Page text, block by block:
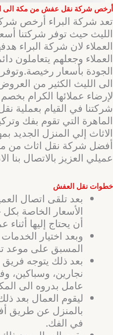
أرخص شركة نقل عفش من مكة الى
تعد شركة البراء أرخص
الليث حيث توفر شركتنا
العملاء لان شركة البراء
العملاء وجعلهم يتعاملون
الجودة بأسعار
الى الليث الكثير من
شركتنا في القيام بعملية
الماهرة التي تقوم بفك
الاثاث إلي المنزل الجديد
أفضل شركة نقل اثاث من
عميلي العزيز بالاتصال بنا
خطوات نقل العفش
بعد تلقى اتصال
الأسعار الخاصة
أن يحتاج إليها أثناء
وبعد اختيار
المسبق على موعد
بعد ذلك يتوجه
نجارين، وسباكين،
عامل بدروه الى
ليقوم العمال بعد
بالمنزل عن طريق
في الفك.